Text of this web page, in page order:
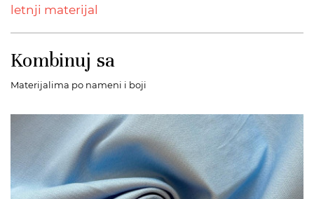
letnji materijal
Kombinuj sa
Materijalima po nameni i boji